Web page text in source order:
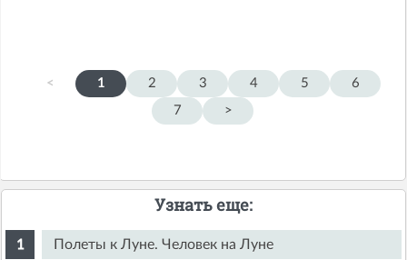
< 1 2 3 4 5
6
7
>
Узнать еще:
Полеты к Луне. Человек на Луне